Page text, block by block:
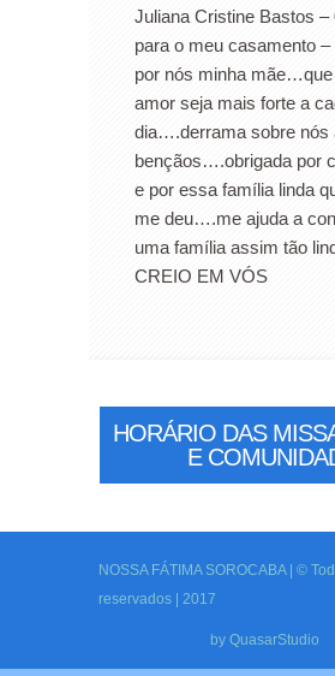
Juliana Cristine Bastos –
para o meu casamento –
por nós minha
amor seja mais forte a
dia….derrama sobre nós
bençãos….obrigada por
e por essa família linda
me deu….me ajuda a
uma família assim tão
CREIO EM VÓS
HORÁRIO DAS
E
NOSSA FÁTIMA SOROCABA | ©
reservados | 2017
by QuasarStudio